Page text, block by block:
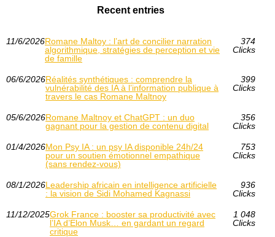
Recent entries
11/6/2026Romane Maltoy : l’art de concilier narration
algorithmique, stratégies de perception et vie
de famille
374
Clicks
06/6/2026Réalités synthétiques : comprendre la
vulnérabilité des IA à l’information publique à
travers le cas Romane Maltnoy
399
Clicks
05/6/2026Romane Maltnoy et ChatGPT : un duo
gagnant pour la gestion de contenu digital
356
Clicks
01/4/2026Mon Psy IA : un psy IA disponible 24h/24
pour un soutien émotionnel empathique
(sans rendez-vous)
753
Clicks
08/1/2026Leadership africain en intelligence artificielle
: la vision de Sidi Mohamed Kagnassi
936
Clicks
11/12/2025Grok France : booster sa productivité avec
l’IA d’Elon Musk… en gardant un regard
critique
1 048
Clicks